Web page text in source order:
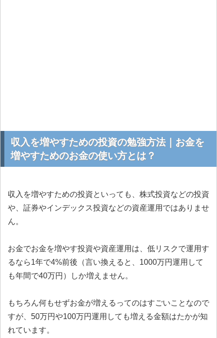
収入を増やすための投資の勉強方法｜お金を
増やすためのお金の使い方とは？
収入を増やすための投資といっても、株式投資などの投資
や、証券やインデックス投資などの資産運用ではありませ
ん。
お金でお金を増やす投資や資産運用は、低リスクで運用す
るなら1年で4%前後（言い換えると、1000万円運用して
も年間で40万円）しか増えません。
もちろん何もせずお金が増えるってのはすごいことなので
すが、50万円や100万円運用しても増える金額はたかが知
れています。